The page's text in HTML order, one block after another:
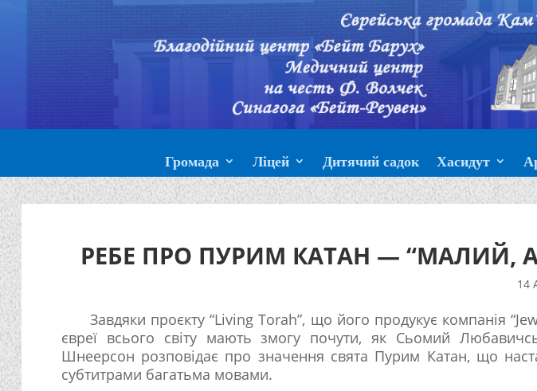
Громада Ліцей Дитячий садок Хасидут
РЕБЕ ПРО ПУРИМ КАТАН — “МАЛИЙ,
14
Завдяки проєкту “Living Torah”, що його продукує компанія
євреї всього світу мають змогу почути, як Сьомий
Шнеерсон розповідає про значення свята Пурим Катан, що
субтитрами багатьма мовами.